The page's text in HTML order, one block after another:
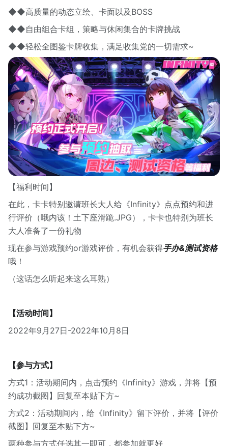
◆◆高质量的动态立绘、卡面以及BOSS
◆◆自由组合卡组，策略与休闲集合的卡牌挑战
◆◆轻松全图鉴卡牌收集，满足收集党的一切需求~
【福利时间】
在此，卡卡特别邀请班长大人给《Infinity》点点预约和进
行评价（哦内该！土下座滑跪.JPG），卡卡也特别为班长
大人准备了一份礼物
现在参与游戏预约or游戏评价，有机会获得手办&测试资格
哦！
（这话怎么听起来这么耳熟）
【活动时间】
2022年9月27日-2022年10月8日
【参与方式】
方式1：活动期间内，点击预约《Infinity》游戏，并将【预
约成功截图】回复至本贴下方~
方式2：活动期间内，给《Infinity》留下评价，并将【评价
截图】回复至本贴下方~
两种参与方式任选其一即可，都参加就更好